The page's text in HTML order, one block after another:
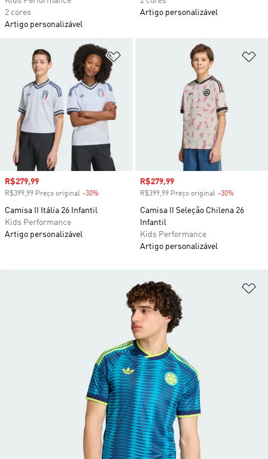
2 cores
Artigo personalizável
Artigo personalizável
Adicionar à Lista de Desejos
Preço com desconto
R$279,99
R$399,99 Preço original -30%
Camisa II Itália 26 Infantil
Kids Performance
Artigo personalizável
Preço com desconto
R$279,99
R$399,99 Preço original -30%
Camisa II Seleção Chilena 26
Infantil
Kids Performance
Artigo personalizável